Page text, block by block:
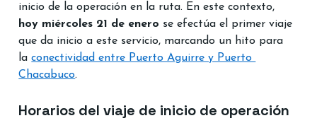
inicio de la operación en la ruta. En este contexto,
hoy miércoles 21 de enero se efectúa el primer viaje
que da inicio a este servicio, marcando un hito para
la conectividad entre Puerto Aguirre y Puerto
Chacabuco.
Horarios del viaje de inicio de operación